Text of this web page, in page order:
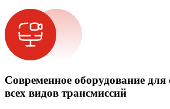
Современное оборудование
всех видов трансмиссий